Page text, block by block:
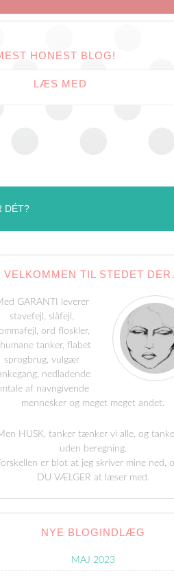
HONEST BLOG!
LÆS MED
DÉT?
VELKOMMEN TIL STEDET
GARANTI leverer
stavefejl, slåfejl,
ord floskler,
tanker, flabet
sprogbrug, vulgær
nedladende
af navngivende
mennesker og meget meget andet.
HUSK, tanker tænker vi alle, og
uden beregning.
er blot at jeg skriver mine ned,
DU VÆLGER at læser med.
NYE BLOGINDLÆG
MAJ 2023